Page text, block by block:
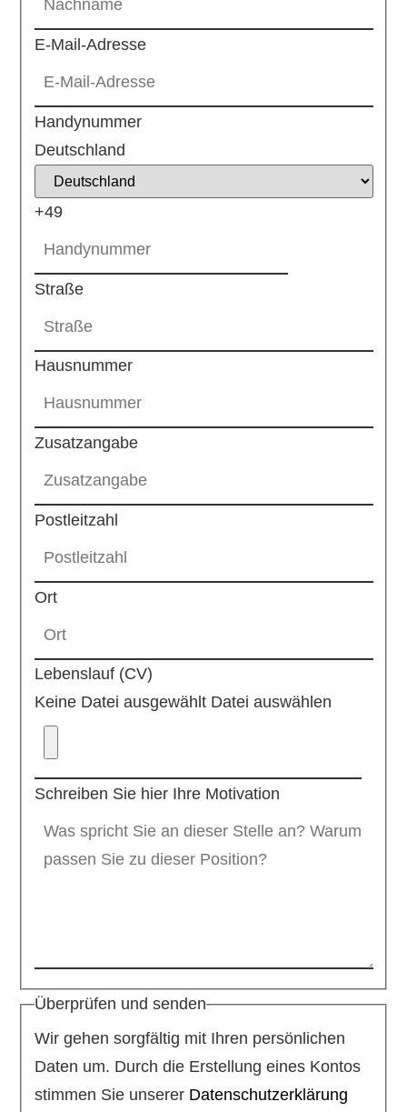
E-Mail-Adresse
Handynummer
Deutschland
+49
Straße
Hausnummer
Zusatzangabe
Postleitzahl
Ort
Lebenslauf (CV)
Keine Datei ausgewählt Datei auswählen
Schreiben Sie hier Ihre Motivation
Überprüfen und senden
Wir gehen sorgfältig mit Ihren persönlichen
Daten um. Durch die Erstellung eines Kontos
stimmen Sie unserer Datenschutzerklärung